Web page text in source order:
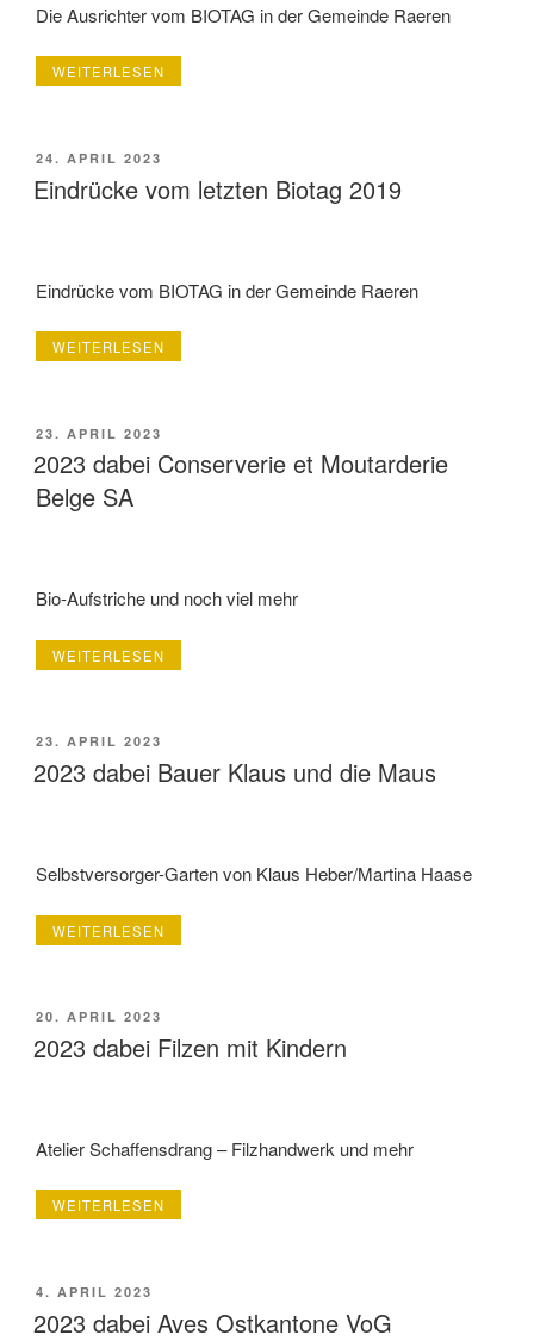
Die Ausrichter vom BIOTAG in der Gemeinde Raeren
„FAMILIEN
GÖRG“
WEITERLESEN
VERÖFFENTLICHT
AM
24. APRIL 2023
Eindrücke vom letzten Biotag 2019
Eindrücke vom BIOTAG in der Gemeinde Raeren
„EINDRÜCKE
VOM
2019“
WEITERLESEN
VERÖFFENTLICHT
AM
23. APRIL 2023
2023 dabei Conserverie et Moutarderie
Belge SA
Bio-Aufstriche und noch viel mehr
„2023
DABEI
MOUTARDERIE
SA“
WEITERLESEN
VERÖFFENTLICHT
AM
23. APRIL 2023
2023 dabei Bauer Klaus und die Maus
Selbstversorger-Garten von Klaus Heber/Martina Haase
„2023
DABEI
UND
MAUS“
WEITERLESEN
VERÖFFENTLICHT
AM
20. APRIL 2023
2023 dabei Filzen mit Kindern
Atelier Schaffensdrang – Filzhandwerk und mehr
„2023
DABEI
KINDERN“
WEITERLESEN
VERÖFFENTLICHT
4. APRIL 2023
2023 dabei Aves Ostkantone VoG